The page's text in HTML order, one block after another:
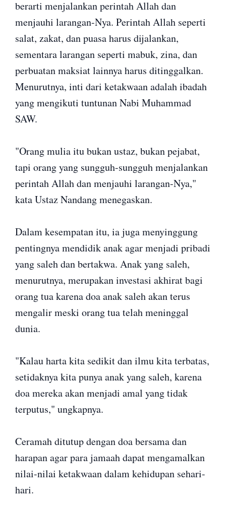
berarti menjalankan perintah Allah dan
menjauhi larangan-Nya. Perintah Allah seperti
salat, zakat, dan puasa harus dijalankan,
sementara larangan seperti mabuk, zina, dan
perbuatan maksiat lainnya harus ditinggalkan.
Menurutnya, inti dari ketakwaan adalah ibadah
yang mengikuti tuntunan Nabi Muhammad
SAW.
"Orang mulia itu bukan ustaz, bukan pejabat,
tapi orang yang sungguh-sungguh menjalankan
perintah Allah dan menjauhi larangan-Nya,"
kata Ustaz Nandang menegaskan.
Dalam kesempatan itu, ia juga menyinggung
pentingnya mendidik anak agar menjadi pribadi
yang saleh dan bertakwa. Anak yang saleh,
menurutnya, merupakan investasi akhirat bagi
orang tua karena doa anak saleh akan terus
mengalir meski orang tua telah meninggal
dunia.
"Kalau harta kita sedikit dan ilmu kita terbatas,
setidaknya kita punya anak yang saleh, karena
doa mereka akan menjadi amal yang tidak
terputus," ungkapnya.
Ceramah ditutup dengan doa bersama dan
harapan agar para jamaah dapat mengamalkan
nilai-nilai ketakwaan dalam kehidupan sehari-
hari.